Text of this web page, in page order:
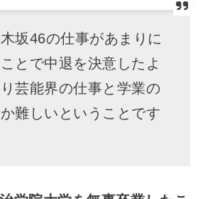
坂46の仕事があまりに
とで中退を決意したよ
芸能界の仕事と学業の
難しいということです